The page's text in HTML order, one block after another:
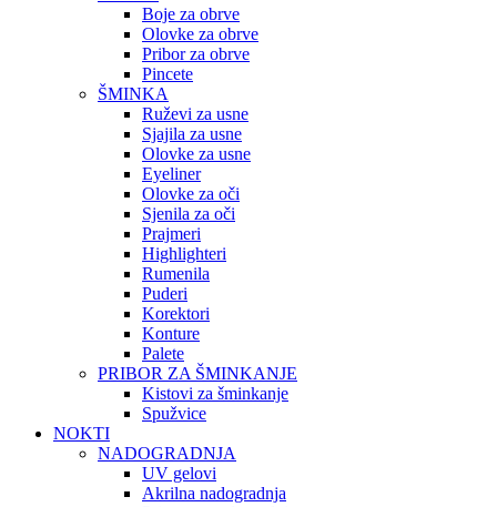
Boje za obrve
Olovke za obrve
Pribor za obrve
Pincete
ŠMINKA
Ruževi za usne
Sjajila za usne
Olovke za usne
Eyeliner
Olovke za oči
Sjenila za oči
Prajmeri
Highlighteri
Rumenila
Puderi
Korektori
Konture
Palete
PRIBOR ZA ŠMINKANJE
Kistovi za šminkanje
Spužvice
NOKTI
NADOGRADNJA
UV gelovi
Akrilna nadogradnja